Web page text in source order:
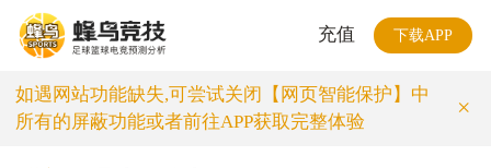
充值 下载APP
如遇网站功能缺失,可尝试关闭【网页智能保护】中
所有的屏蔽功能或者前往APP获取完整体验
×